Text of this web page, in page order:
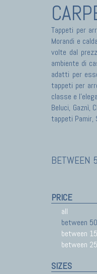
Tappeti per
Morandi e
volte dal
ambiente di
adatti per
tappeti per
classe e
Beluci, Gaznì,
tappeti Pamir,
BETWEEN
PRICE
all
between
between
between
SIZES